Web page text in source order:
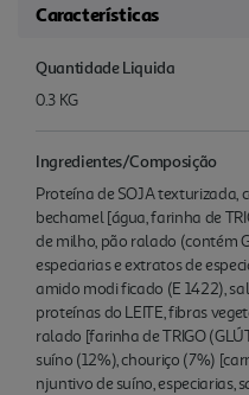
Características
Quantidade Liquida
0.3 KG
Ingredientes/Composição
Proteína de SOJA texturizada,
bechamel [água, farinha de
de milho, pão ralado (contém
especiarias e extratos de
amido modi ficado (E 1422),
proteínas do LEITE, fibras
ralado [farinha de TRIGO
suíno (12%), chouriço (7%)
njuntivo de suíno, especiarias,